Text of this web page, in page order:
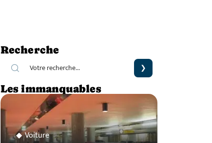
Recherche
Les immanquables
Voiture